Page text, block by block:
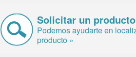
Solicitar un producto
Podemos ayudarte en
producto »